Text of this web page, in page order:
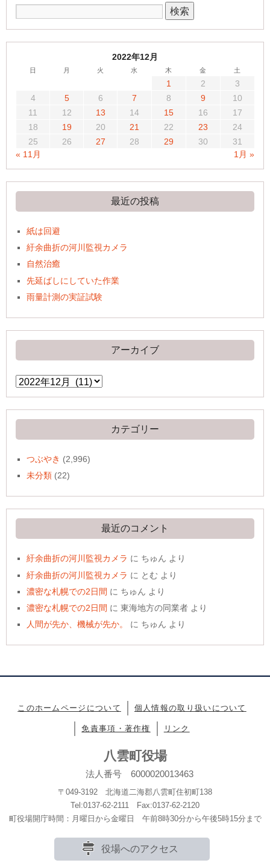
2022年12月
日 月 火 水 木 金 土
1 2
3
4
5 6 7 8 9
10
11
12 13 14 15 16
17
18
19 20 21 22 23
24
25
26 27 28 29 30
31
« 11月
1月 »
最近の投稿
紙は回避
紆余曲折の河川監視カメラ
自然治癒
先延ばしにしていた作業
雨量計測の実証試験
アーカイブ
ア
ー
イ
ブ
カテゴリー
つぶやき (2,996)
未分類 (22)
最近のコメント
紆余曲折の河川監視カメラ に ちゅん より
紆余曲折の河川監視カメラ に とむ より
濃密な札幌での2日間 に ちゅん より
濃密な札幌での2日間 に東海地方の同業者 より
人間が先か、機械が先か。
に ちゅん より
このホームページについて 個人情報の取り扱いについて
免責事項・著作権 リンク
八雲町役場
法人番号 6000020013463
〒049-3192 北海道二海郡八雲町住初町138
Tel:0137-62-2111 Fax:0137-62-2120
町役場開庁時間：月曜日から金曜日 午前8時30分から午後5時15分まで
役場へのアクセス